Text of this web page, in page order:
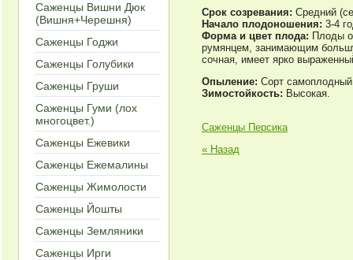
Саженцы Вишни Дюк
(Вишня+Черешня)
Саженцы Годжи
Саженцы Голубики
Саженцы Груши
Саженцы Гуми (лох
многоцвет.)
Cаженцы Ежевики
Саженцы Ежемалины
Саженцы Жимолости
Саженцы Йошты
Cаженцы Земляники
Саженцы Ирги
Срок созревания: Средний
Начало плодоношения: 3-4
Форма и цвет плода: Плоды
румянцем, занимающим
сочная, имеет ярко
Опыление: Сорт
Зимостойкость: Высокая.
Саженцы Персика
« Назад